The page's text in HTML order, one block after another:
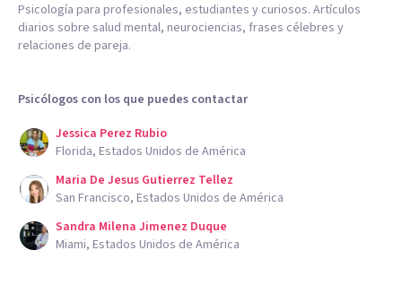
Psicología para profesionales, estudiantes y curiosos. Artículos
diarios sobre salud mental, neurociencias, frases célebres y
relaciones de pareja.
Psicólogos con los que puedes contactar
Jessica Perez Rubio
Florida, Estados Unidos de América
Maria De Jesus Gutierrez Tellez
San Francisco, Estados Unidos de América
Sandra Milena Jimenez Duque
Miami, Estados Unidos de América